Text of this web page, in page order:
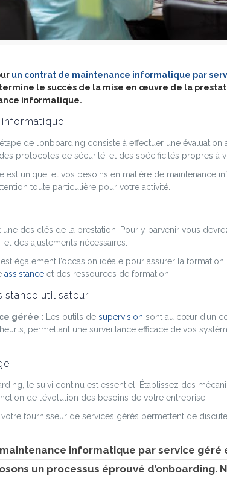
un contrat de maintenance informatique par
le succès de la mise en œuvre de la
informatique.
de l’onboarding consiste à effectuer une
protocoles de sécurité, et des spécificités propres à
est unique, et vos besoins en matière de maintenance
toute particulière pour votre activité.
des clés de la prestation. Pour y parvenir vous
des ajustements nécessaires.
également l’occasion idéale pour assurer la
assistance et des ressources de formation.
utilisateur
gérée : Les outils desupervision sont au cœur d’un
permettant une surveillance efficace de vos
le suivi continu est essentiel. Établissez des
de l’évolution des besoins de votre entreprise.
fournisseur de services gérés permettent de
informatique par service
un processus éprouvé